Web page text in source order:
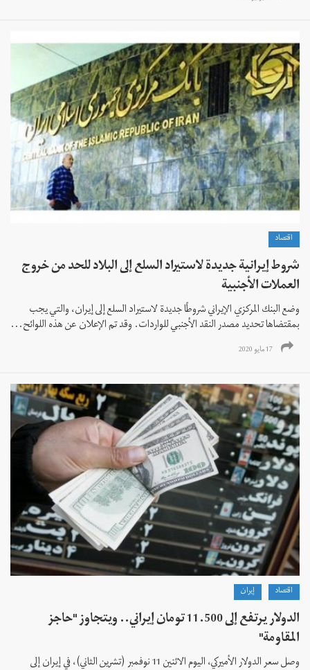
اقتصاد
شروط إيرانية جديدة لاستيراد السلع إلى البلاد للحد من خروج
العملات الأجنبية
وضع البنك المركزي الإيراني شروطًا جديدة لاستيراد السلع إلى إيران، والتي يجب
بمقتضاها تحديد مصدر النقد الأجنبي للواردات. وقد تم الإعلان عن هذه اللوائح...
17 مايو 2020
اقتصاد إيران
الدولار يرتفع إلى 11.500 تومان إيراني.. ويتجاوز "حاجز
المقاومة"
وصل سعر الدولار الأميركي، اليوم الاثنين 11 نوفمبر (تشرين الثاني)، في إيران إلى